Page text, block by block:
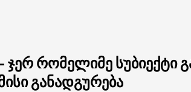
რომელიმე სუბიექტი
განადგურება